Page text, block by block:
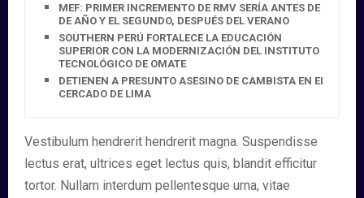
MEF: PRIMER INCREMENTO DE RMV SERÍA ANTES DE FIN
DE AÑO Y EL SEGUNDO, DESPUÉS DEL VERANO
SOUTHERN PERÚ FORTALECE LA EDUCACIÓN
SUPERIOR CON LA MODERNIZACIÓN DEL INSTITUTO
TECNOLÓGICO DE OMATE
DETIENEN A PRESUNTO ASESINO DE CAMBISTA EN EL
CERCADO DE LIMA
Vestibulum hendrerit hendrerit magna. Suspendisse
lectus erat, ultrices eget lectus quis, blandit efficitur
tortor. Nullam interdum pellentesque urna, vitae